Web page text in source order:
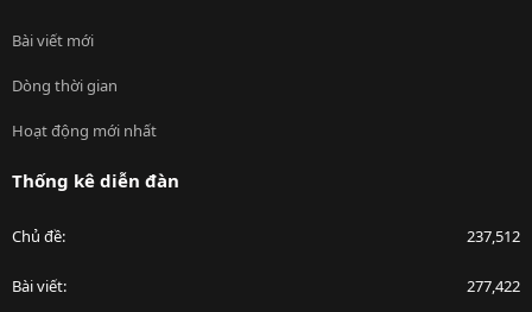
Bài viết mới
Dòng thời gian
Hoạt động mới nhất
Thống kê diễn đàn
Chủ đề 237,512
Bài viết 277,422